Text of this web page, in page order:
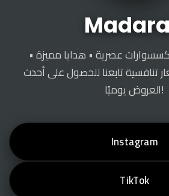
عصرية • هدايا مميزة •
تنافسية تابعنا للحصول على أحدث
العروض يوميًا!
Instagram
TikTok